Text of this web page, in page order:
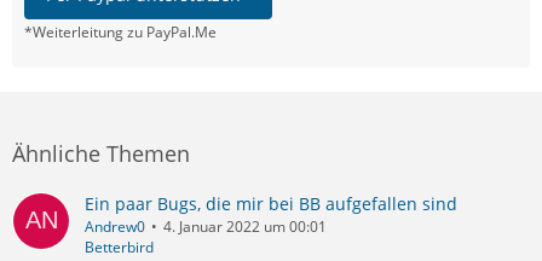
*Weiterleitung zu PayPal.Me
Ähnliche Themen
Ein paar Bugs, die mir bei BB aufgefallen sind
Andrew0
4. Januar 2022 um 00:01
Betterbird